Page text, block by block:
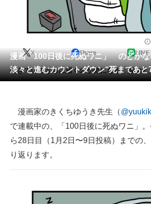
教育・育児
リサーチ
会員記事
メディア
ITの今と未来を見通す
スマホと通信の最新トレンド
進化するPCとデバイスの未来
漫画「100日後に死ぬワニ」 のどかな
淡々と進むカウントダウン“死まであと
X Share LINE
生きているうちに届くのか気になる「雲ぶと
漫画家のきくちゆうき先生（
で連載中の、「100日後に死ぬワニ」
ら28日目（1月2日〜9日投稿）までの
り返ります。